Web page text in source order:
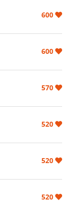
600
600
570
520
520
520